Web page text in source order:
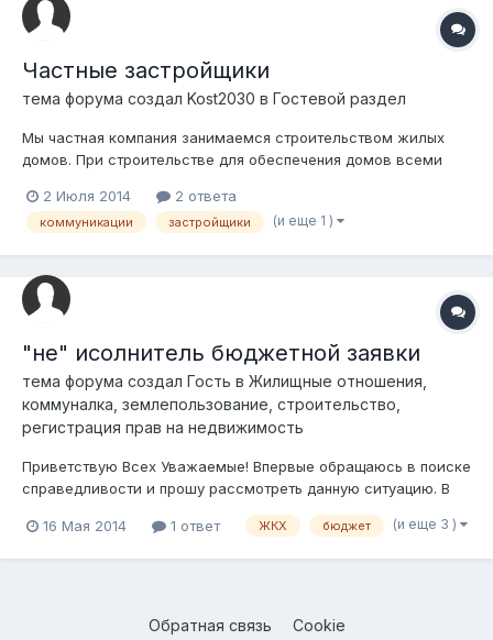
Частные застройщики
тема форума создал Kost2030 в Гостевой раздел
Мы частная компания занимаемся строительством жилых
домов. При строительстве для обеспечения домов всеми
отопление) прокладываем за свой счет все инженерные
сети. После строительства на баланс сети себе не берем, в
2 Июля 2014 2 ответа
коммуникации застройщики (и еще 1 )
"не" исолнитель бюджетной заявки
тема форума создал Гость в Жилищные отношения,
коммуналка, землепользование, строительство,
регистрация прав на недвижимость
Приветствую Всех Уважаемые! Впервые обращаюсь в поиске
справедливости и прошу рассмотреть данную ситуацию. В
коммунального хозяйства Республики Казахстан на 2011-
16 Мая 2014 1 ответ ЖКХ бюджет (и еще 3 )
Обратная связь Cookie